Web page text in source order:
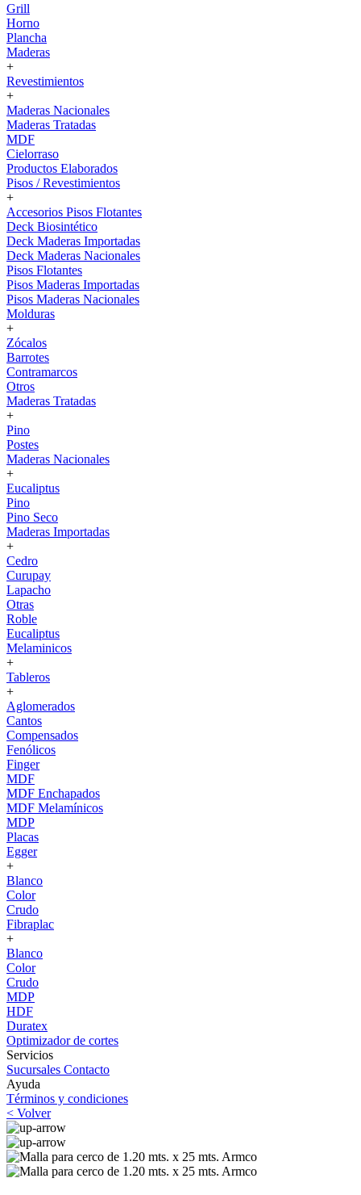
Grill
Horno
Plancha
Maderas
+
Revestimientos
+
Maderas Nacionales
Maderas Tratadas
MDF
Cielorraso
Productos Elaborados
Pisos / Revestimientos
+
Accesorios Pisos Flotantes
Deck Biosintético
Deck Maderas Importadas
Deck Maderas Nacionales
Pisos Flotantes
Pisos Maderas Importadas
Pisos Maderas Nacionales
Molduras
+
Zócalos
Barrotes
Contramarcos
Otros
Maderas Tratadas
+
Pino
Postes
Maderas Nacionales
+
Eucaliptus
Pino
Pino Seco
Maderas Importadas
+
Cedro
Curupay
Lapacho
Otras
Roble
Eucaliptus
Melaminicos
+
Tableros
+
Aglomerados
Cantos
Compensados
Fenólicos
Finger
MDF
MDF Enchapados
MDF Melamínicos
MDP
Placas
Egger
+
Blanco
Color
Crudo
Fibraplac
+
Blanco
Color
Crudo
MDP
HDF
Duratex
Optimizador de cortes
Servicios
Sucursales Contacto
Ayuda
Términos y condiciones
< Volver